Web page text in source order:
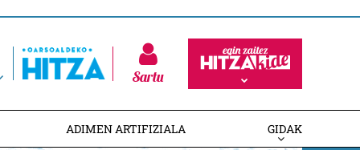
Sartu
ADIMEN ARTIFIZIALA GIDAK